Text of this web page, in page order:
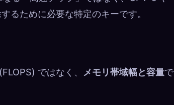
るために必要な特定のキーです。
ではなく、 メモリ帯域幅と容量で